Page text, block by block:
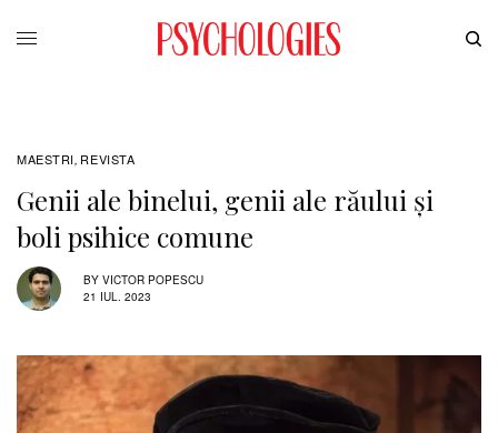
MAESTRI, REVISTA
Genii ale binelui, genii ale răului și
boli psihice comune
BY VICTOR POPESCU
21 IUL. 2023